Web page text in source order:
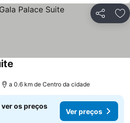
Partilhar
a 0.6 km de Centro da cidade
ver os preços
Ver preços